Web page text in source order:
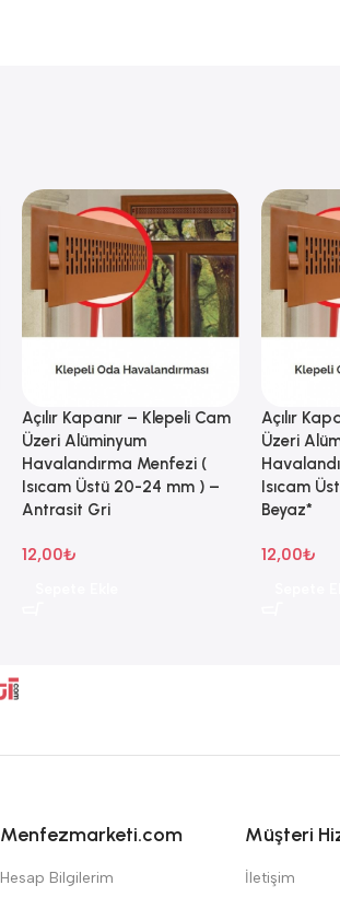
Açılır Kapanır – Klepeli Cam
Üzeri Alüminyum
Havalandırma Menfezi (
Isıcam Üstü 20-24 mm ) –
Antrasit Gri
12,00₺
Açılır
Üzeri
Isıcam
Beyaz*
12,00₺
Menfezmarketi.com
Hesap Bilgilerim
Müşteri
İletişim